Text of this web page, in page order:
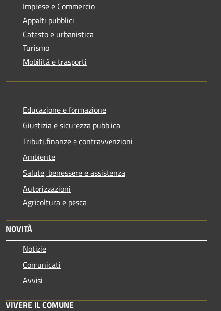
Imprese e Commercio
Appalti pubblici
Catasto e urbanistica
Turismo
Mobilità e trasporti
Educazione e formazione
Giustizia e sicurezza pubblica
Tributi,finanze e contravvenzioni
Ambiente
Salute, benessere e assistenza
Autorizzazioni
Agricoltura e pesca
NOVITÀ
Notizie
Comunicati
Avvisi
VIVERE IL COMUNE